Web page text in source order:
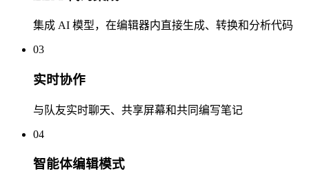
集成 AI 模型，在编辑器内直接生成、转换和分析代码
03
实时协作
与队友实时聊天、共享屏幕和共同编写笔记
04
智能体编辑模式